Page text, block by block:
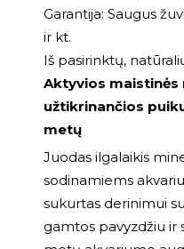
Garantija: Saugus
ir kt.
Iš pasirinktų,
Aktyvios maistinės
užtikrinančios
metų
Juodas ilgalaikis
sodinamiems
sukurtas derinimui
gamtos pavyzdžiu ir